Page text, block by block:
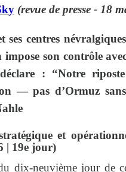
(revue de presse - 18
ses centres
impose son contrôle
: “Notre
— pas d’Ormuz sans
et
| 19e jour)
dix-neuvième jour de